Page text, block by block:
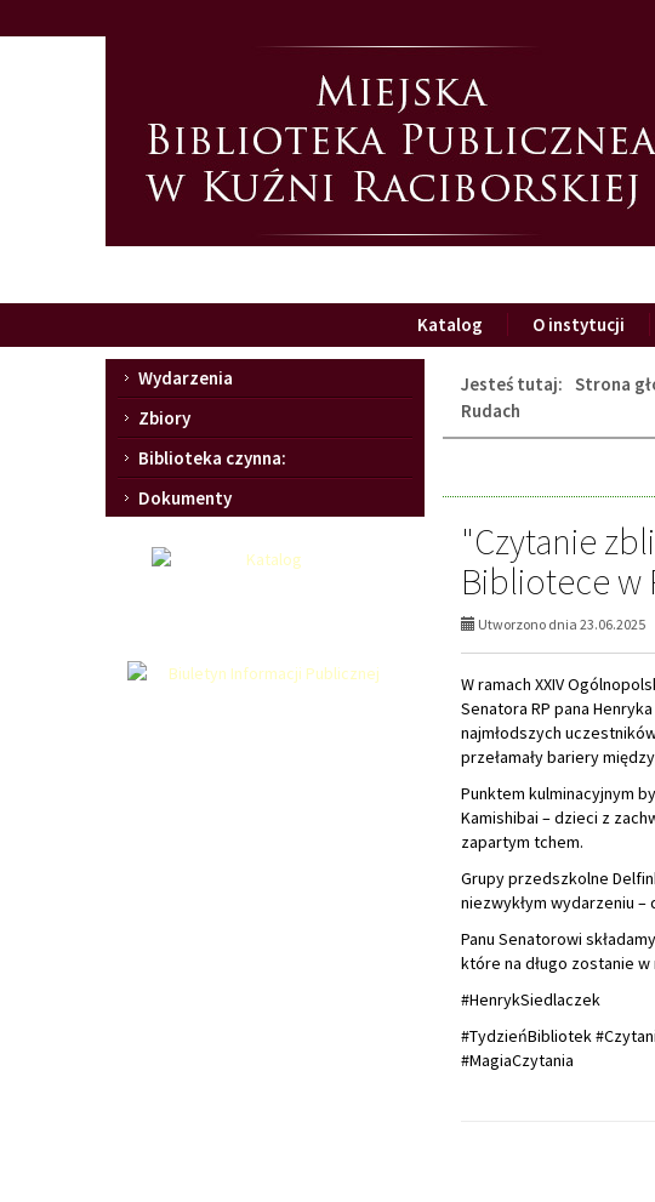
do
do
Katalog O instytucji
Menu
Wydarzenia
Zbiory
Biblioteka czynna:
Dokumenty
Jesteś tutaj: Strona
Rudach
"Czytanie
Bibliotece w
Utworzono dnia 23.06.2025
W ramach XXIV
Senatora RP pana
najmłodszych
przełamały bariery
Punktem kulminacyjnym
Kamishibai – dzieci z
zapartym tchem.
Grupy przedszkolne
niezwykłym wydarzeniu –
Panu Senatorowi
które na długo zostanie w
#HenrykSiedlaczek
#TydzieńBibliotek
#MagiaCzytania